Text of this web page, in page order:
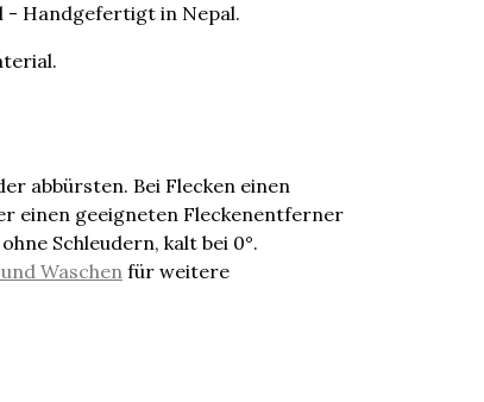
- Handgefertigt in Nepal.
abbürsten. Bei Flecken einen
einen geeigneten Fleckenentferner
Schleudern, kalt bei 0°.
Waschen für weitere